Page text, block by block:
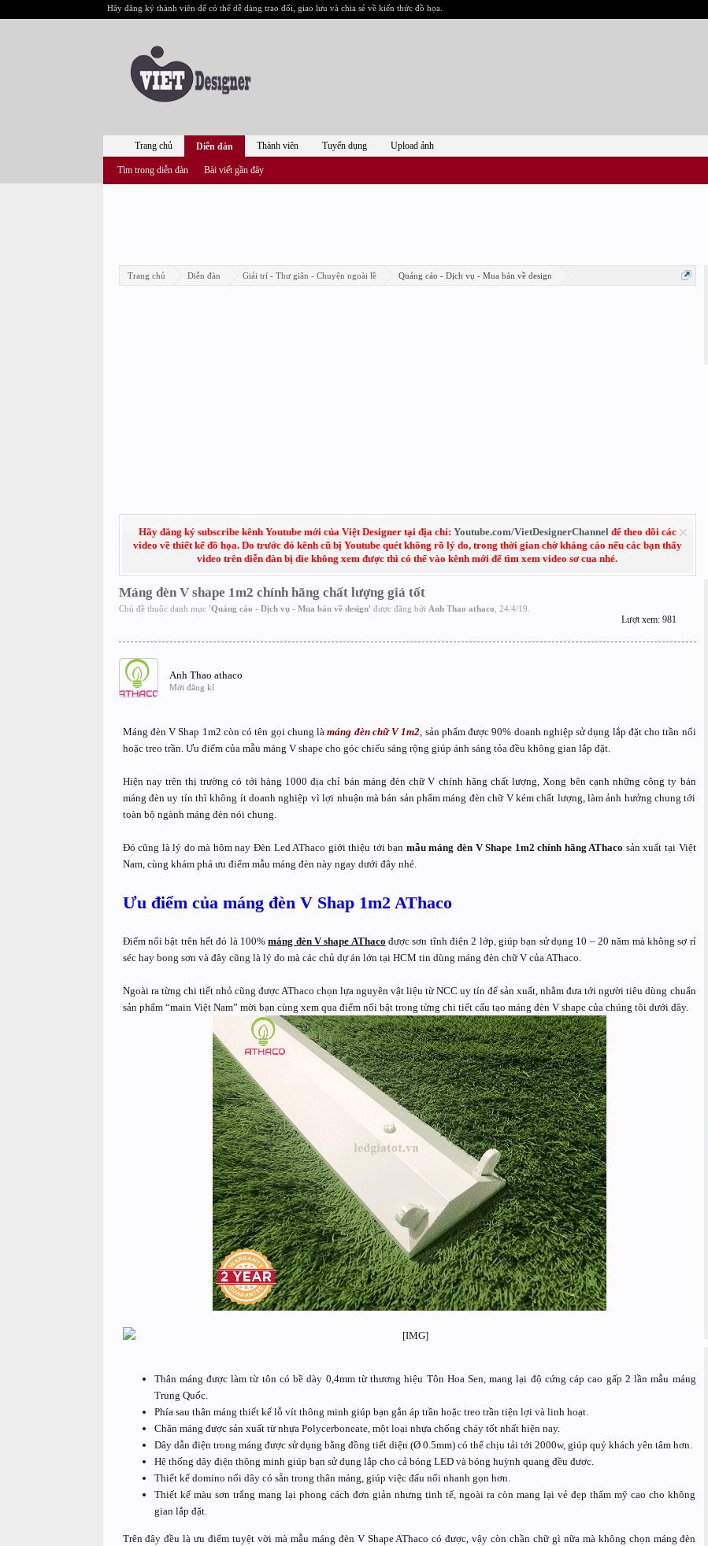
Hãy đăng ký thành viên để có thể dễ dàng trao đổi, giao lưu và chia sẻ về kiến thức đồ họa.
Trang chủ Diễn đàn Giải trí - Thư giãn - Chuyện ngoài lề Quảng cáo - Dịch vụ - Mua bán về design
Hãy đăng ký subscribe kênh Youtube mới của Việt Designer tại địa chỉ: Youtube.com/VietDesignerChannelđể theo dõi các
video về thiết kế đồ họa. Do trước đó kênh cũ bị Youtube quét không rõ lý do, trong thời gian chờ kháng cáo nếu các bạn thấy
video trên diễn đàn bị die không xem được thì có thể vào kênh mới để tìm xem video sơ cua nhé.
Máng đèn V shape 1m2 chính hãng chất lượng giá tốt
Chủ đề thuộc danh mục 'Quảng cáo - Dịch vụ - Mua bán về design' được đăng bởi Anh Thao athaco 24/4/19
Lượt xem: 981
Anh Thao athaco
Mới đăng kí
Máng đèn V Shap 1m2 còn có tên gọi chung làmáng đèn chữ V 1m2, sản phẩm được 90% doanh nghiệp sử dụng lắp đặt cho trần nổi
hoặc treo trần. Ưu điểm của mẫu máng V shape cho góc chiếu sáng rộng giúp ánh sáng tỏa đều không gian lắp đặt.
Hiện nay trên thị trường có tới hàng 1000 địa chỉ bán máng đèn chữ V chính hãng chất lượng, Xong bên cạnh những công ty bán
máng đèn uy tín thì không ít doanh nghiệp vì lợi nhuận mà bán sản phẩm máng đèn chữ V kém chất lượng, làm ảnh hưởng chung tới
toàn bộ ngành máng đèn nói chung.
Đó cũng là lý do mà hôm nay Đèn Led AThaco giới thiệu tới bạn mẫu máng đèn V Shape 1m2 chính hãng AThaco sản xuất tại Việt
Nam, cùng khám phá ưu điểm mẫu máng đèn này ngay dưới đây nhé.
Ưu điểm của máng đèn V Shap 1m2 AThaco
Điểm nổi bật trên hết đó là 100%máng đèn V shape AThaco được sơn tĩnh điện 2 lớp, giúp bạn sử dụng 10 – 20 năm mà không sợ rỉ
séc hay bong sơn và đây cũng là lý do mà các chủ dự án lớn tại HCM tin dùng máng đèn chữ V của AThaco.
Ngoài ra từng chi tiết nhỏ cũng được AThaco chọn lựa nguyên vật liệu từ NCC uy tín để sản xuất, nhằm đưa tới người tiêu dùng chuẩn
sản phẩm “main Việt Nam” mời bạn cùng xem qua điểm nổi bật trong từng chi tiết cấu tạo máng đèn V shape của chúng tôi dưới đây.
Thân máng được làm từ tôn có bề dày 0,4mm từ thương hiệu Tôn Hoa Sen, mang lại độ cứng cáp cao gấp 2 lần mẫu máng
Trung Quốc.
Phía sau thân máng thiết kế lỗ vít thông minh giúp bạn gắn áp trần hoặc treo trần tiện lợi và linh hoạt.
Chân máng được sản xuất từ nhựa Polycerboneate, một loại nhựa chống cháy tốt nhất hiện nay.
Dây dẫn điện trong máng được sử dụng bằng đồng tiết diện (Ø 0.5mm) có thể chịu tải tới 2000w, giúp quý khách yên tâm hơn.
Hệ thống dây điện thông minh giúp bạn sử dụng lắp cho cả bóng LED và bóng huỳnh quang đều được.
Thiết kế domino nối dây có sẵn trong thân máng, giúp việc đấu nối nhanh gọn hơn.
Thiết kế màu sơn trắng mang lại phong cách đơn giản nhưng tinh tế, ngoài ra còn mang lại vẻ đẹp thẩm mỹ cao cho không
gian lắp đặt.
Trên đây đều là ưu điểm tuyệt vời mà mẫu máng đèn V Shape AThaco có được, vậy còn chần chữ gì nữa mà không chọn máng đèn
Trang chủ Diễn đàn
Tìm trong diễn đàn Bài viết gần đây
Thành viên Tuyển dụng Upload ảnh